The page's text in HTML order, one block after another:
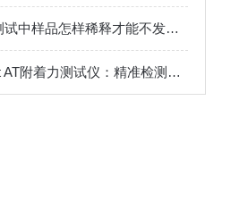
比色法测试中样品怎样稀释才能不发生干扰
PosiTest AT附着力测试仪：精准检测，保障涂层质量